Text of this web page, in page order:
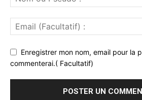
Enregistrer mon nom, email pour la
commenterai.( Facultatif)